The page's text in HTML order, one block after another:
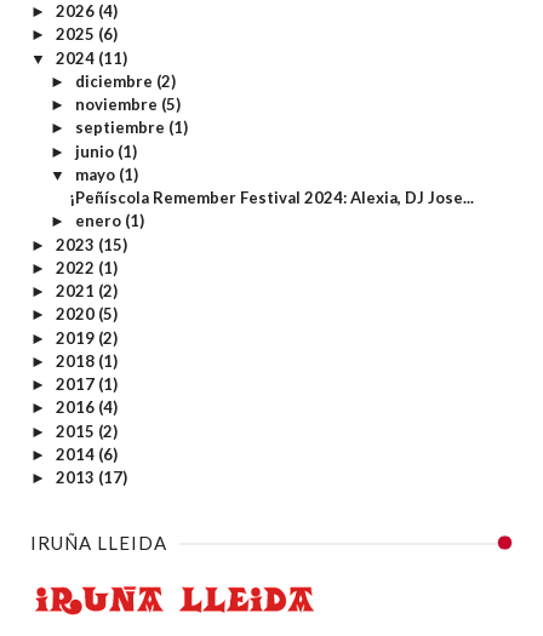
► 2026 (4)
► 2025 (6)
▼ 2024 (11)
► diciembre (2)
► noviembre (5)
► septiembre (1)
► junio (1)
▼ mayo (1)
¡Peñíscola Remember Festival 2024: Alexia, DJ Jose...
► enero (1)
► 2023 (15)
► 2022 (1)
► 2021 (2)
► 2020 (5)
► 2019 (2)
► 2018 (1)
► 2017 (1)
► 2016 (4)
► 2015 (2)
► 2014 (6)
► 2013 (17)
IRUÑA LLEIDA